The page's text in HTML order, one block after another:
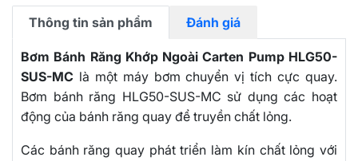
Thông tin sản phẩm Đánh giá
Bơm Bánh Răng Khớp Ngoài Carten Pump HLG50-
SUS-MC là một máy bơm chuyển vị tích cực quay.
Bơm bánh răng HLG50-SUS-MC sử dụng các hoạt
động của bánh răng quay để truyền chất lỏng.
Các bánh răng quay phát triển làm kín chất lỏng với